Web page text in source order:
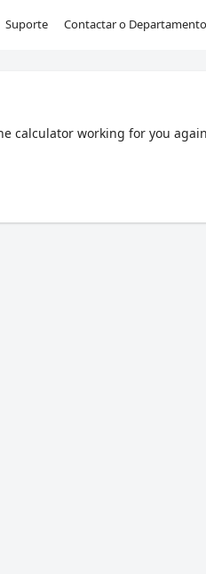
Suporte Contactar o
calculator working for you